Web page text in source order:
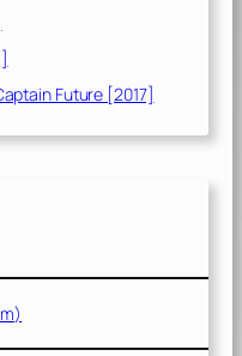
Future [2017]